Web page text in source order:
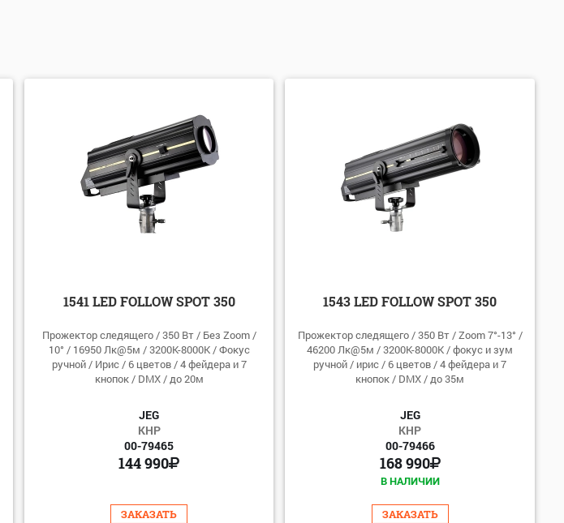
1541 LED FOLLOW SPOT 350
Прожектор следящего / 350 Вт / Без Zoom /
10° / 16950 Лк@5м / 3200К-8000К / Фокус
ручной / Ирис / 6 цветов / 4 фейдера и 7
кнопок / DMX / до 20м
JEG
КНР
00-79465
144 990
ЗАКАЗАТЬ
1543 LED FOLLOW SPOT 350
Прожектор следящего / 350 Вт / Zoom 7°-13° /
46200 Лк@5м / 3200К-8000К / фокус и зум
ручной / ирис / 6 цветов / 4 фейдера и 7
кнопок / DMX / до 35м
JEG
КНР
00-79466
168 990
В НАЛИЧИИ
ЗАКАЗАТЬ